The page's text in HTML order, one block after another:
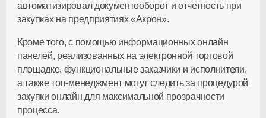
автоматизировал документооборот и отчетность при
закупках на предприятиях «Акрон».
Кроме того, с помощью информационных онлайн
панелей, реализованных на электронной торговой
площадке, функциональные заказчики и исполнители,
а такжетоп-менеджментмогут следить за процедурой
закупки онлайн для максимальной прозрачности
процесса.